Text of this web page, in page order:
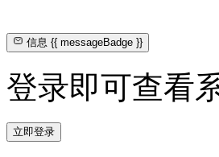
信息{{ messageBadge }}
登录即可查看
立即登录